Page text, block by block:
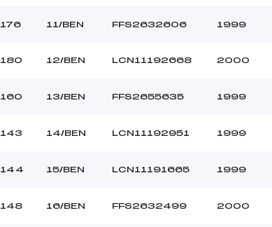
176 11/BEN FFS2632606 1999
180 12/BEN LCN11192668 2000
160 13/BEN FFS2655635 1999
143 14/BEN LCN11192951 1999
144 15/BEN LCN11191665 1999
148 16/BEN FFS2632499 2000